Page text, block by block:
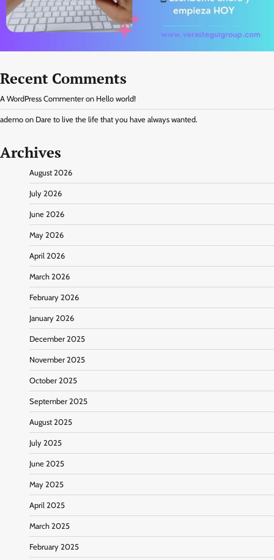
Recent Comments
A WordPress Commenter on Hello world!
ademo on Dare to live the life that you have always wanted.
Archives
August 2026
July 2026
June 2026
May 2026
April 2026
March 2026
February 2026
January 2026
December 2025
November 2025
October 2025
September 2025
August 2025
July 2025
June 2025
May 2025
April 2025
March 2025
February 2025